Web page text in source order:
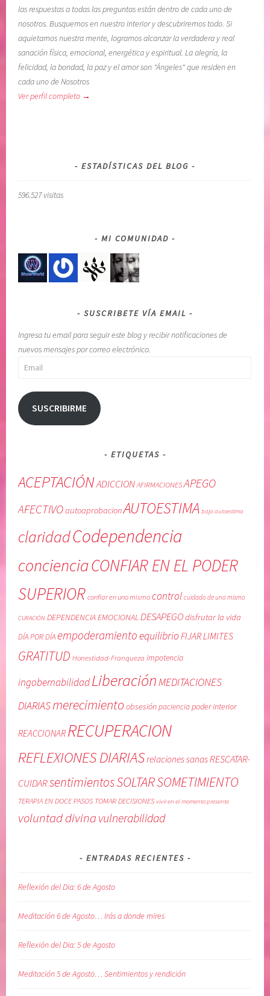
las respuestas a todas las preguntas están dentro de cada uno de
nosotros. Busquemos en nuestro interior y descubriremos todo. Si
aquietamos nuestra mente, logramos alcanzar la verdadera y real
sanación física, emocional, energética y espiritual. La alegría, la
felicidad, la bondad, la paz y el amor son "Ángeles" que residen en
cada uno de Nosotros
Ver perfil completo →
ESTADÍSTICAS DEL BLOG
596.527 visitas
MI COMUNIDAD
SUSCRIBETE VÍA EMAIL
Ingresa tu email para seguir este blog y recibir notificaciones de
nuevos mensajes por correo electrónico.
Email
SUSCRIBIRME
ETIQUETAS
ACEPTACIÓNADICCION AFIRMACIONES APEGO
AFECTIVOautoaprobacionAUTOESTIMA baja autoestima
claridadCodependencia
concienciaCONFIAR EN EL PODER
SUPERIOR confiar en uno mismo control cuidado de uno mismo
CURACIÓN DEPENDENCIA EMOCIONALDESAPEGOdisfrutar la vida
DÍA POR DÍAempoderamientoequilibrioFIJAR LIMITES
GRATITUD Honestidad-Franqueza impotencia
ingobernabilidadLiberaciónMEDITACIONES
DIARIASmerecimiento obsesiónpacienciapoder interior
REACCIONARRECUPERACION
REFLEXIONES DIARIAS relaciones sanas RESCATAR-
CUIDARsentimientosSOLTARSOMETIMIENTO
TERAPIA EN DOCE PASOS TOMAR DECISIONES vivir en el momento presente
voluntad divina vulnerabilidad
ENTRADAS RECIENTES
Reflexión del Dia: 6 de Agosto
Meditación 6 de Agosto… Irás a donde mires
Reflexión del Dia: 5 de Agosto
Meditación 5 de Agosto… Sentimientos y rendición